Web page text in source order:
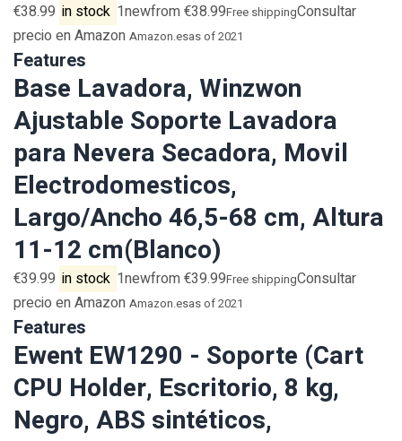
€38.99 in stock 1newfrom €38.99Free shippingConsultar
precio en Amazon Amazon.esas of 2021
Features
Base Lavadora, Winzwon
Ajustable Soporte Lavadora
para Nevera Secadora, Movil
Electrodomesticos,
Largo/Ancho 46,5-68 cm, Altura
11-12 cm(Blanco)
€39.99 in stock 1newfrom €39.99Free shippingConsultar
precio en Amazon Amazon.esas of 2021
Features
Ewent EW1290 - Soporte (Cart
CPU Holder, Escritorio, 8 kg,
Negro, ABS sintéticos,